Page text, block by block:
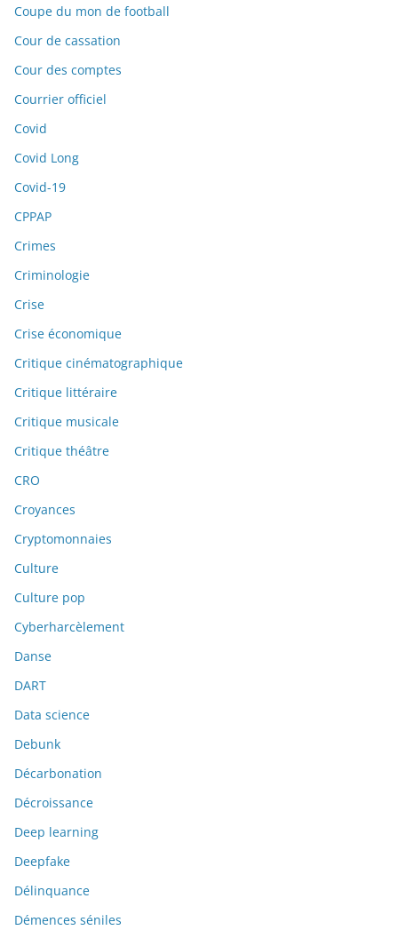
Coupe du mon de football
Cour de cassation
Cour des comptes
Courrier officiel
Covid
Covid Long
Covid-19
CPPAP
Crimes
Criminologie
Crise
Crise économique
Critique cinématographique
Critique littéraire
Critique musicale
Critique théâtre
CRO
Croyances
Cryptomonnaies
Culture
Culture pop
Cyberharcèlement
Danse
DART
Data science
Debunk
Décarbonation
Décroissance
Deep learning
Deepfake
Délinquance
Démences séniles